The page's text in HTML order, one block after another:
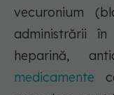
vecuronium
administrării
heparină,
medicamente